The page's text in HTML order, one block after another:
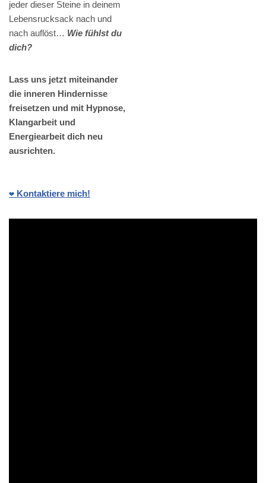
jeder dieser Steine in deinem
Lebensrucksack nach und
nach auflöst… Wie fühlst du
dich?
Lass uns jetzt miteinander
die inneren Hindernisse
freisetzen und mit Hypnose,
Klangarbeit und
Energiearbeit dich neu
ausrichten.
❤️ Kontaktiere mich!